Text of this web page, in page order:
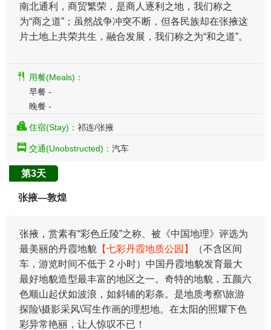
南北通利，商贸繁荣，是商人逐利之地，我们称之
为“商之道”；虽然战争冲突不断，但各民族却在张掖这
片土地上共荣共生，融合发展，我们称之为“和之道”。
用餐(Meals)：
早餐 -
晚餐 -
住宿(Stay)： 祁连/张掖
交通(Unobstructed)： 汽车
第3天
张掖—敦煌
张掖，赏素有“彩色丘陵”之称、被《中国地理》评选为
最美丽的丹霞地貌 【七彩丹霞地质公园】
（不含区间
车，游览时间不低于 2 小时）中国丹霞地貌发育最大
最好地貌造型最丰富的地区之一。奇特的地貌，五颜六
色顺山起伏如波浪，如斜铺的彩条。是地质考察\旅游
探险\摄影采风\写生作画的理想地。在太阳的照耀下色
彩异常艳丽，让人惊叹不已！